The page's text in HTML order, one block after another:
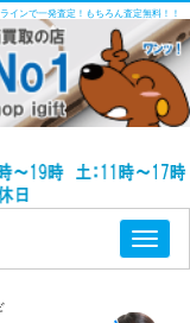
インで一発査定！もちろん査定無料！！